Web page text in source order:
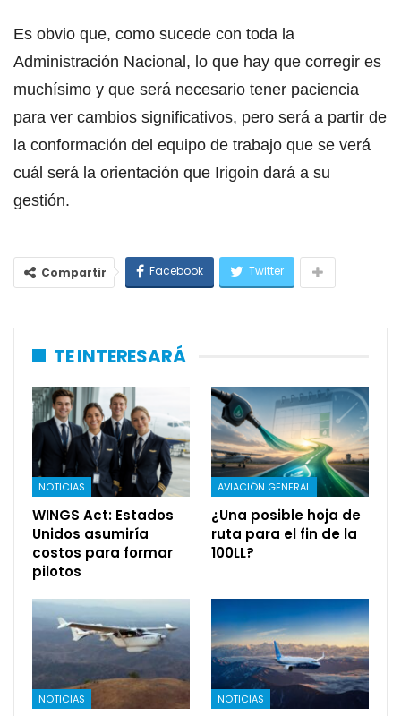
Es obvio que, como sucede con toda la
Administración Nacional, lo que hay que corregir es
muchísimo y que será necesario tener paciencia
para ver cambios significativos, pero será a partir de
la conformación del equipo de trabajo que se verá
cuál será la orientación que Irigoin dará a su
gestión.
Compartir Facebook Twitter
TE INTERESARÁ
NOTICIAS
WINGS Act: Estados
Unidos asumiría
costos para formar
pilotos
AVIACIÓN GENERAL
¿Una posible hoja de
ruta para el fin de la
100LL?
NOTICIAS NOTICIAS